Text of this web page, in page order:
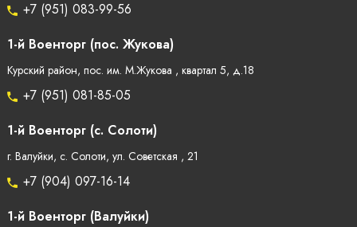
+7 (951) 083-99-56
1-й Военторг (пос. Жукова)
Курский район, пос. им. М.Жукова , квартал 5, д.18
+7 (951) 081-85-05
1-й Военторг (с. Солоти)
г. Валуйки, с. Солоти, ул. Советская , 21
+7 (904) 097-16-14
1-й Военторг (Валуйки)